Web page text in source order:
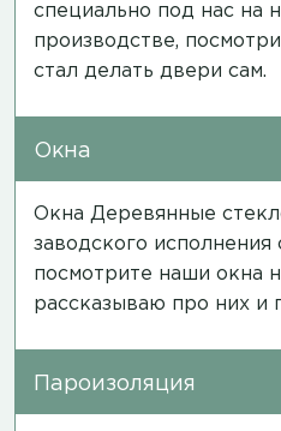
специально под нас на
производстве,
стал делать двери сам.
Окна
Окна Деревянные
заводского исполнения
посмотрите наши окна
рассказываю про них и
Пароизоляция